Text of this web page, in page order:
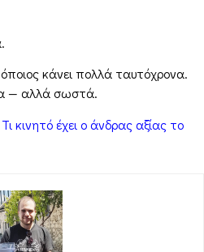
όποιος κάνει πολλά ταυτόχρονα.
— αλλά σωστά.
Τι κινητό έχει ο άνδρας αξίας το